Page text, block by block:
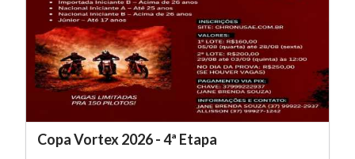
Copa Vortex 2026 - 4ª Etapa